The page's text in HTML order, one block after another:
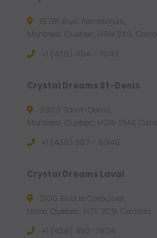
15781 Blvd. Pierrefonds,
Montreal, Quebec, H9H 3X6,
+1 (438) 494 - 7043
Crystal Dreams St-Denis
3803 Saint-Denis,
Montreal, Quebec, H2W 2M4,
+1 (438) 387 - 6946
Crystal Dreams Laval
2100 Blvd le Corbusier,
Laval, Quebec, H7S 2C9, Canada
+1 ‪(438) 492-7804‬